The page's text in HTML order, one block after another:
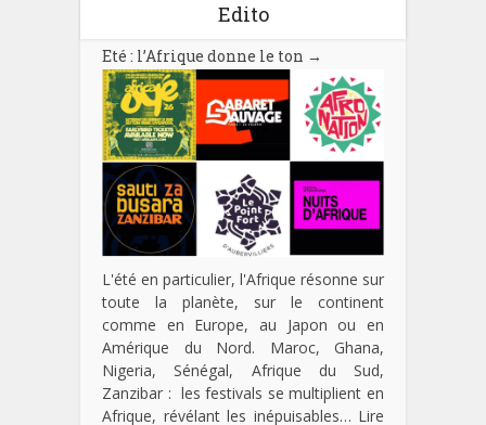
Edito
Eté : l’Afrique donne le ton →
L'été en particulier, l'Afrique résonne sur
toute la planète, sur le continent
comme en Europe, au Japon ou en
Amérique du Nord. Maroc, Ghana,
Nigeria, Sénégal, Afrique du Sud,
Zanzibar : les festivals se multiplient en
Afrique, révélant les inépuisables… Lire